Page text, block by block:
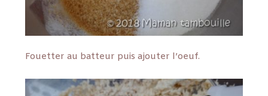
Fouetter au batteur puis ajouter l’oeuf.